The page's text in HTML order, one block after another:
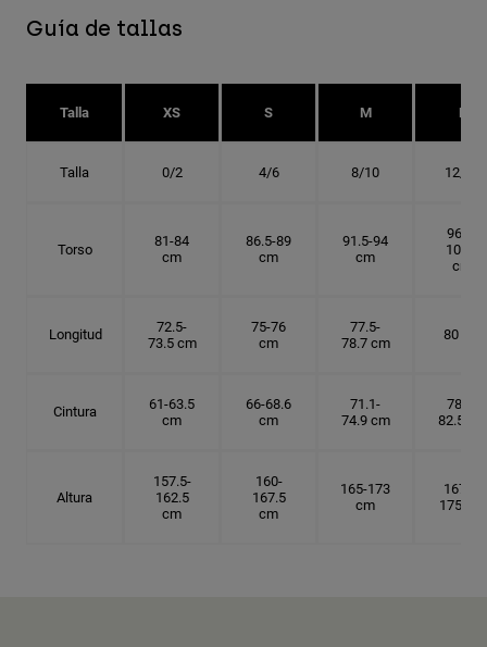
Guía de tallas
Talla XS S M L
Talla 0/2 4/6 8/10 12/14
Torso
81-84
cm
86.5-89
cm
91.5-94
cm
96.5-
101.5
cm
Longitud
72.5-
73.5 cm
75-76
cm
77.5-
78.7 cm
80 cm
Cintura
61-63.5
cm
66-68.6
cm
71.1-
74.9 cm
78.7-
82.5 cm
Altura
157.5-
162.5
cm
160-
167.5
cm
165-173
cm
167.5-
175 cm